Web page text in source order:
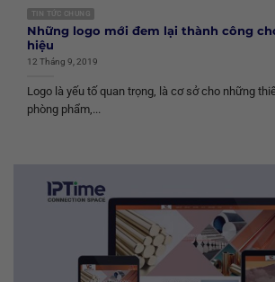
TIN TỨC CHUNG
Những logo mới đem lại thành công
hiệu
12 Tháng 9, 2019
Logo là yếu tố quan trọng, là cơ sở cho những
phòng phẩm,...